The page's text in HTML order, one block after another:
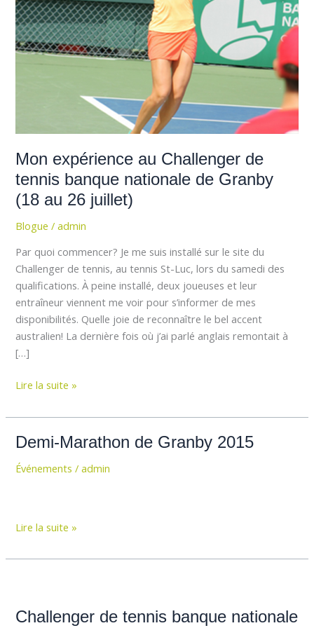
Mon expérience au Challenger de
tennis banque nationale de Granby
(18 au 26 juillet)
Blogue /admin
Par quoi commencer? Je me suis installé sur le site du
Challenger de tennis, au tennis St-Luc, lors du samedi des
qualifications. À peine installé, deux joueuses et leur
entraîneur viennent me voir pour s’informer de mes
disponibilités. Quelle joie de reconnaître le bel accent
australien! La dernière fois où j’ai parlé anglais remontait à
[…]
nationale
de
Granby
Lire la suite »
Demi-Marathon de Granby 2015
Événements /admin
Demi-
de
Lire la suite »
Challenger de tennis banque nationale
tennis